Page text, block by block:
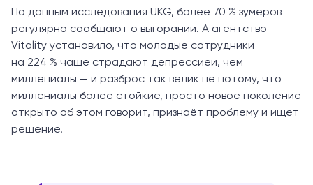
По данным исследования UKG, более 70 % зумеров
регулярно сообщают о выгорании. А агентство
Vitality установило, что молодые сотрудники
на 224 % чаще страдают депрессией, чем
миллениалы — и разброс так велик не потому, что
миллениалы более стойкие, просто новое поколение
открыто об этом говорит, признаёт проблему и ищет
решение.